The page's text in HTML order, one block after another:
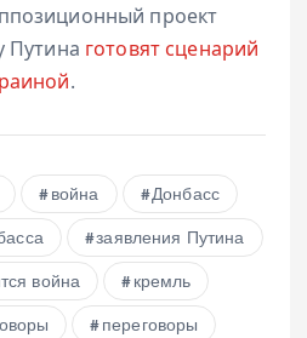
проект
Путина готовят сценарий
.
война Донбасс
заявления Путина
война кремль
переговоры